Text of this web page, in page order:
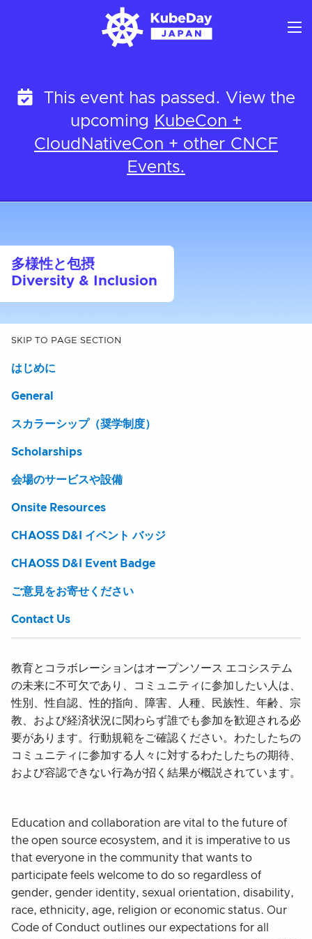
This event has passed. View the
upcoming KubeCon +
CloudNativeCon + other CNCF
Events.
多様性と包摂
Diversity & Inclusion
SKIP TO PAGE SECTION
はじめに
General
スカラーシップ（奨学制度）
Scholarships
会場のサービスや設備
Onsite Resources
CHAOSS D&I イベント バッジ
CHAOSS D&I Event Badge
ご意見をお寄せください
Contact Us
教育とコラボレーションはオープンソース エコシステム
の未来に不可欠であり、コミュニティに参加したい人は、
性別、性自認、性的指向、障害、人種、民族性、年齢、宗
教、および経済状況に関わらず誰でも参加を歓迎される必
要があります。行動規範をご確認ください。わたしたちの
コミュニティに参加する人々に対するわたしたちの期待、
および容認できない行為が招く結果が概説されています。
Education and collaboration are vital to the future of
the open source ecosystem, and it is imperative to us
that everyone in the community that wants to
participate feels welcome to do so regardless of
gender, gender identity, sexual orientation, disability,
race, ethnicity, age, religion or economic status. Our
Code of Conduct outlines our expectations for all